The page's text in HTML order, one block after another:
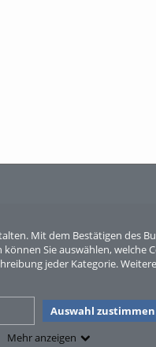
Mit dem Bestätigen des
Sie auswählen, welche
jeder Kategorie.
Auswahl zustimmen
Mehr anzeigen